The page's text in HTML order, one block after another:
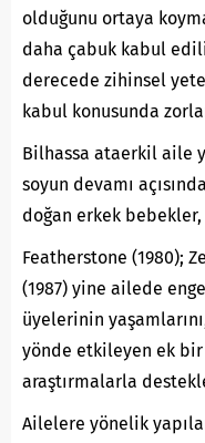
olduğunu ortaya
daha çabuk kabul
derecede zihinsel
kabul konusunda
Bilhassa ataerkil aile
soyun devamı
doğan erkek
Featherstone (1980);
(1987) yine ailede
üyelerinin
yönde etkileyen ek bir
araştırmalarla
Ailelere yönelik